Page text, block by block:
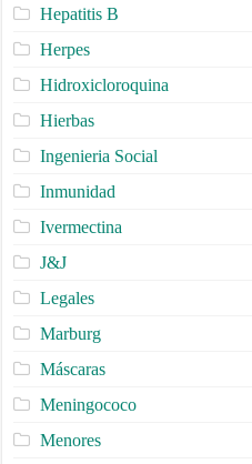
Hepatitis B
Herpes
Hidroxicloroquina
Hierbas
Ingenieria Social
Inmunidad
Ivermectina
J&J
Legales
Marburg
Máscaras
Meningococo
Menores